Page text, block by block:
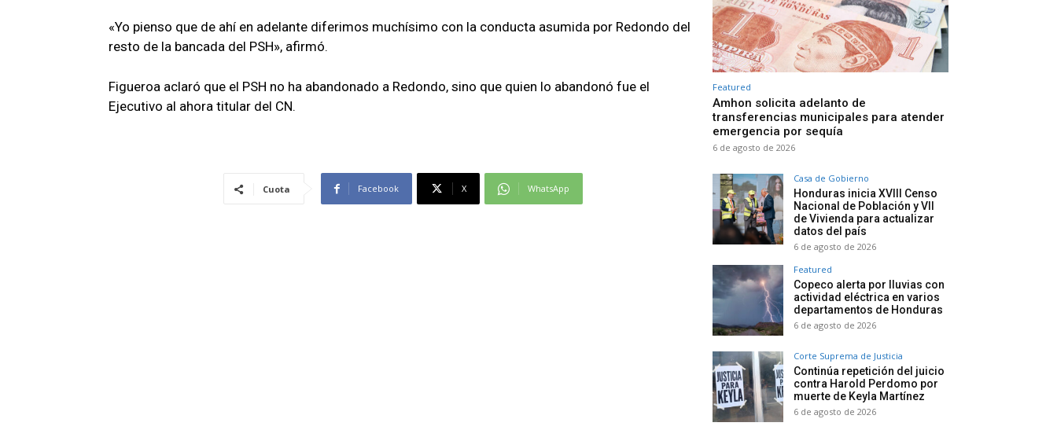
«Yo pienso que de ahí en adelante diferimos muchísimo con la conducta asumida por Redondo del
resto de la bancada del PSH», afirmó.
Figueroa aclaró que el PSH no ha abandonado a Redondo, sino que quien lo abandonó fue el
Ejecutivo al ahora titular del CN.
Cuota Facebook X WhatsApp
Featured
Amhon solicita adelanto de
transferencias municipales para atender
emergencia por sequía
6 de agosto de 2026
Casa de Gobierno
Honduras inicia XVIII Censo
Nacional de Población y VII
de Vivienda para actualizar
datos del país
6 de agosto de 2026
Featured
Copeco alerta por lluvias con
actividad eléctrica en varios
departamentos de Honduras
6 de agosto de 2026
Corte Suprema de Justicia
Continúa repetición del juicio
contra Harold Perdomo por
muerte de Keyla Martínez
6 de agosto de 2026